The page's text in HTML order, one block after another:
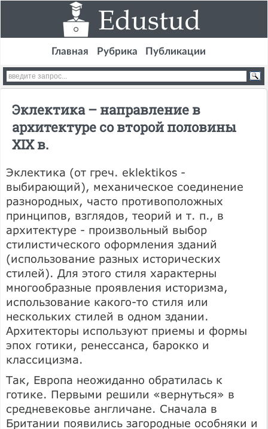
Главная Рубрика Публикации
Эклектика – направление в
архитектуре со второй половины
XIX в.
Эклектика (от греч. eklektikos -
выбирающий), механическое соединение
разнородных, часто противоположных
принципов, взглядов, теорий и т. п., в
архитектуре - произвольный выбор
стилистического оформления зданий
(использование разных исторических
стилей). Для этого стиля характерны
многообразные проявления историзма,
использование какого-то стиля или
нескольких стилей в одном здании.
Архитекторы используют приемы и формы
эпох готики, ренессанса, барокко и
классицизма.
Так, Европа неожиданно обратилась к
готике. Первыми решили «вернуться» в
средневековье англичане. Сначала в
Британии появились загородные особняки и